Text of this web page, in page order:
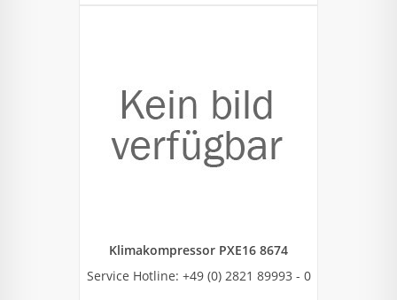
Klimakompressor PXE16 8674
Service Hotline: +49 (0) 2821 89993 - 0